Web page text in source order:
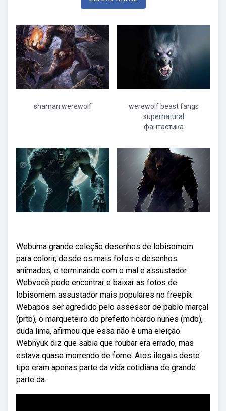
shaman werewolf
werewolf beast fangs
supernatural
фантастика
Webuma grande coleção desenhos de lobisomem
para colorir, desde os mais fofos e desenhos
animados, e terminando com o mal e assustador.
Webvocê pode encontrar e baixar as fotos de
lobisomem assustador mais populares no freepik.
Webapós ser agredido pelo assessor de pablo marçal
(prtb), o marqueteiro do prefeito ricardo nunes (mdb),
duda lima, afirmou que essa não é uma eleição.
Webhyuk diz que sabia que roubar era errado, mas
estava quase morrendo de fome. Atos ilegais deste
tipo eram apenas parte da vida cotidiana de grande
parte da.